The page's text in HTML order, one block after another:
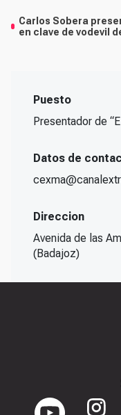
Carlos Sobera
en clave de vodevil
Puesto
Presentador de
Datos de
Direccion
Avenida de las
(Badajoz)